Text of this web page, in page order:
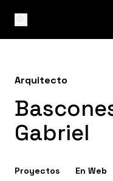
Arquitecto
Gabriel
Proyectos
En Web